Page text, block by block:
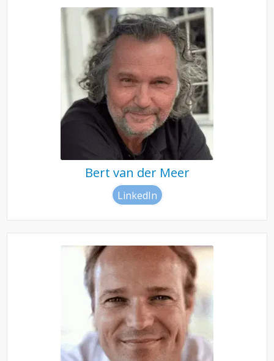
Bert van der Meer
LinkedIn